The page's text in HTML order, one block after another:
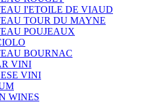
I'ETOILE DE VIAUD
TOUR DU MAYNE
POUJEAUX
BOURNAC
VINI
VINI
WINES